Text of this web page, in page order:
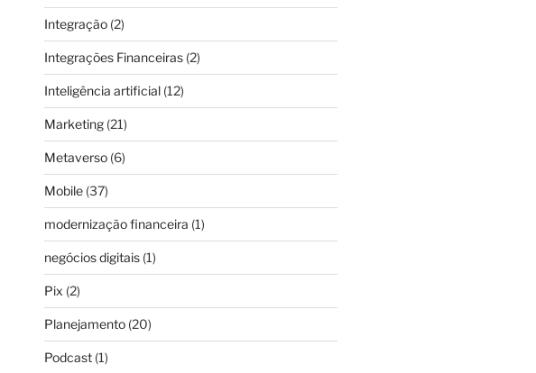
Integração(2)
Integrações Financeiras(2)
Inteligência artificial(12)
Marketing(21)
Metaverso(6)
Mobile(37)
modernização financeira (1)
negócios digitais(1)
Pix (2)
Planejamento(20)
Podcast(1)